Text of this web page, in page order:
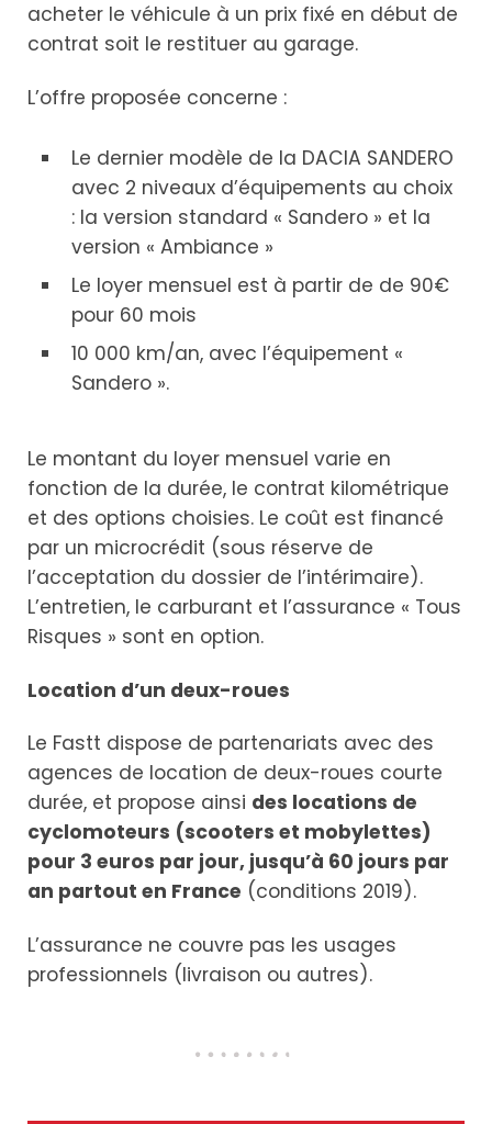
acheter le véhicule à un prix fixé en début de
contrat soit le restituer au garage.
L’offre proposée concerne :
Le dernier modèle de la DACIA SANDERO
avec 2 niveaux d’équipements au choix
: la version standard « Sandero » et la
version « Ambiance »
Le loyer mensuel est à partir de de 90€
pour 60 mois
10 000 km/an, avec l’équipement «
Sandero ».
Le montant du loyer mensuel varie en
fonction de la durée, le contrat kilométrique
et des options choisies. Le coût est financé
par un microcrédit (sous réserve de
l’acceptation du dossier de l’intérimaire).
L’entretien, le carburant et l’assurance « Tous
Risques » sont en option.
Location d’un deux-roues
Le Fastt dispose de partenariats avec des
agences de location de deux-roues courte
durée, et propose ainsi des locations de
cyclomoteurs (scooters et mobylettes)
pour 3 euros par jour, jusqu’à 60 jours par
an partout en France (conditions 2019).
L’assurance ne couvre pas les usages
professionnels (livraison ou autres).